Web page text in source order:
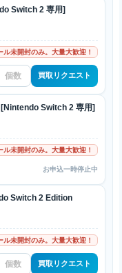
Switch 2 専用]
ル未開封のみ。大量大歓迎！
買取リクエスト
Switch 2 専用]
ル未開封のみ。大量大歓迎！
お申込一時停止中
Switch 2 Edition
ル未開封のみ。大量大歓迎！
買取リクエスト